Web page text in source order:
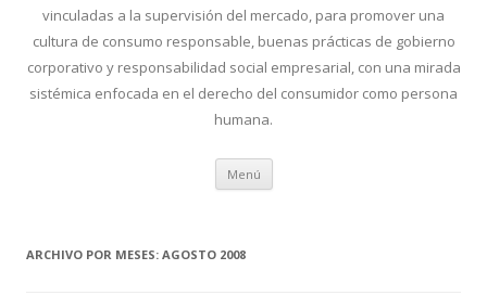
vinculadas a la supervisión del mercado, para promover una
cultura de consumo responsable, buenas prácticas de gobierno
corporativo y responsabilidad social empresarial, con una mirada
sistémica enfocada en el derecho del consumidor como persona
humana.
Menú Ir
contenido
ARCHIVO POR MESES: AGOSTO 2008